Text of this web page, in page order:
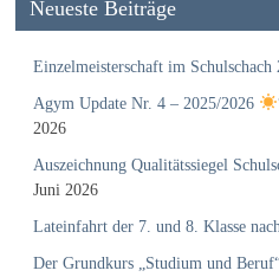
Neueste Beiträge
Einzelmeisterschaft im Schulschach
Agym Update Nr. 4 – 2025/2026
2026
Auszeichnung Qualitätssiegel
Juni 2026
Lateinfahrt der 7. und 8. Klasse
Der Grundkurs „Studium und